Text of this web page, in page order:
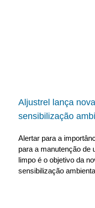
Aljustrel lança
sensibilização
Alertar para a
para a manutenção de
limpo é o objetivo da
sensibilização